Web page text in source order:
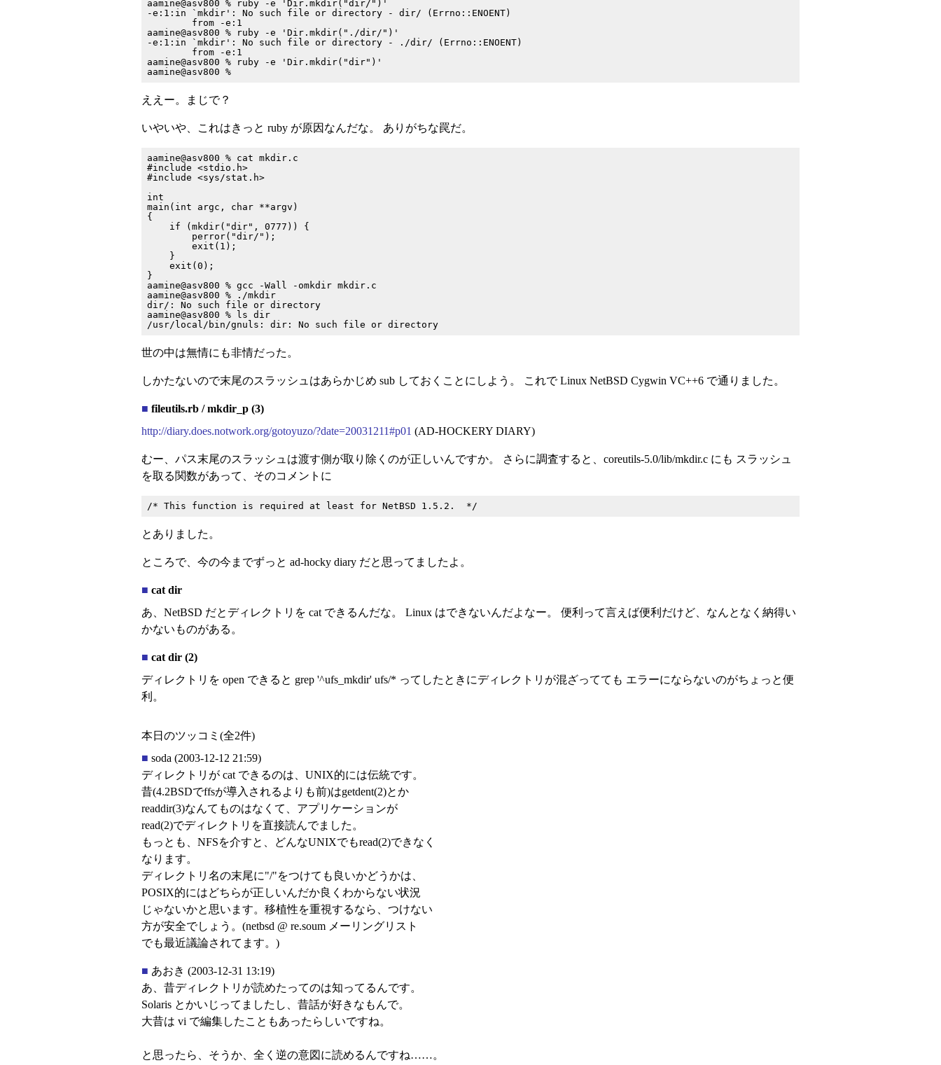
aamine@asv800 % ruby -e 'Dir.mkdir("dir/")'
-e:1:in `mkdir': No such file or directory - dir/ (Errno::ENOENT)
        from -e:1
aamine@asv800 % ruby -e 'Dir.mkdir("./dir/")'
-e:1:in `mkdir': No such file or directory - ./dir/ (Errno::ENOENT)
        from -e:1
aamine@asv800 % ruby -e 'Dir.mkdir("dir")'
aamine@asv800 %
ええー。まじで？
いやいや、これはきっと ruby が原因なんだな。 ありがちな罠だ。
aamine@asv800 % cat mkdir.c
#include <stdio.h>
#include <sys/stat.h>
int
main(int argc, char **argv)
{
    if (mkdir("dir", 0777)) {
        perror("dir/");
        exit(1);
    }
    exit(0);
}
aamine@asv800 % gcc -Wall -omkdir mkdir.c
aamine@asv800 % ./mkdir
dir/: No such file or directory
aamine@asv800 % ls dir
/usr/local/bin/gnuls: dir: No such file or directory
世の中は無情にも非情だった。
しかたないので末尾のスラッシュはあらかじめ sub しておくことにしよう。 これで Linux NetBSD Cygwin VC++6 で通りました。
■ fileutils.rb / mkdir_p (3)
http://diary.does.notwork.org/gotoyuzo/?date=20031211#p01 (AD-HOCKERY DIARY)
むー、パス末尾のスラッシュは渡す側が取り除くのが正しいんですか。 さらに調査すると、coreutils-5.0/lib/mkdir.c にも スラッシュ
を取る関数があって、そのコメントに
とありました。
ところで、今の今までずっと ad-hocky diary だと思ってましたよ。
■ cat dir
あ、NetBSD だとディレクトリを cat できるんだな。 Linux はできないんだよなー。 便利って言えば便利だけど、なんとなく納得い
かないものがある。
■ cat dir (2)
ディレクトリを open できると grep '^ufs_mkdir' ufs/* ってしたときにディレクトリが混ざってても エラーにならないのがちょっと便
利。
本日のツッコミ(全2件)
■ soda (2003-12-12 21:59)
ディレクトリが cat できるのは、UNIX的には伝統です。
昔(4.2BSDでffsが導入されるよりも前)はgetdent(2)とか
readdir(3)なんてものはなくて、アプリケーションが
read(2)でディレクトリを直接読んでました。
もっとも、NFSを介すと、どんなUNIXでもread(2)できなく
なります。
ディレクトリ名の末尾に"/"をつけても良いかどうかは、
POSIX的にはどちらが正しいんだか良くわからない状況
じゃないかと思います。移植性を重視するなら、つけない
方が安全でしょう。(netbsd @ re.soum メーリングリスト
でも最近議論されてます。)
■ あおき (2003-12-31 13:19)
あ、昔ディレクトリが読めたってのは知ってるんです。
Solaris とかいじってましたし、昔話が好きなもんで。
大昔は vi で編集したこともあったらしいですね。
と思ったら、そうか、全く逆の意図に読めるんですね……。